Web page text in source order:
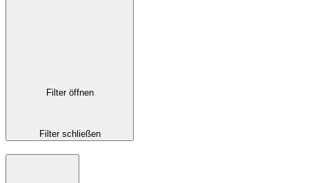
Filter öffnen
Filter schließen